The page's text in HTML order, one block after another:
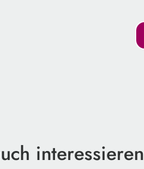
interessieren